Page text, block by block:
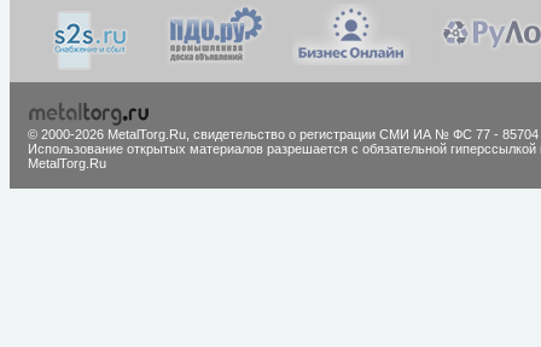
© 2000-2026 MetalTorg.Ru, cвидетельство о регистрации СМИ ИА № ФС 77 - 85704
Использование открытых материалов разрешается с обязательной гиперссылкой
MetalTorg.Ru